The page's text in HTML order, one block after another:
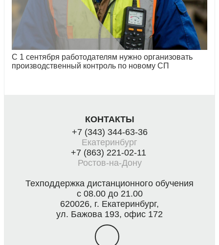
С 1 сентября работодателям нужно организовать
производственный контроль по новому СП
КОНТАКТЫ
+7 (343) 344-63-36
Екатеринбург
+7 (863) 221-02-11
Ростов-на-Дону
Техподдержка дистанционного обучения
с 08.00 до 21.00
620026, г. Екатеринбург,
ул. Бажова 193, офис 172